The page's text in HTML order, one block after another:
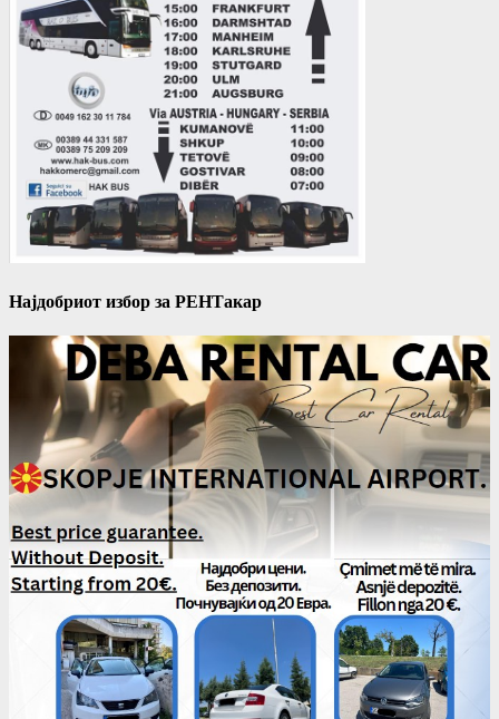
Најдобриот избор за РЕНТакар